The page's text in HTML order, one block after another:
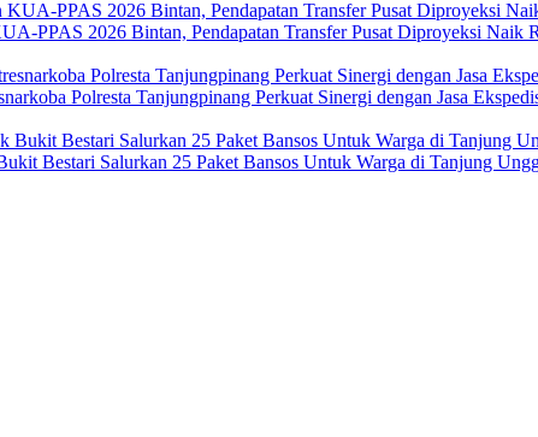
PPAS 2026 Bintan, Pendapatan Transfer Pusat Diproyeksi Naik
Polresta Tanjungpinang Perkuat Sinergi dengan Jasa
Bestari Salurkan 25 Paket Bansos Untuk Warga di Tanjung